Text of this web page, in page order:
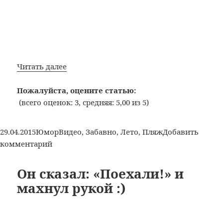
Читать далееНе
бдительность
на
Пожалуйста, оцените статью:
(всего оценок: 3, средняя: 5,00 из 5)
Опубликовано
29.04.2015Рубрики
ЮморМетки
Видео, Забавно, Лето, ПляжДобавить
комментарийк
теряйте
бдительность
Он сказал: «Поехали!» и
махнул рукой :)